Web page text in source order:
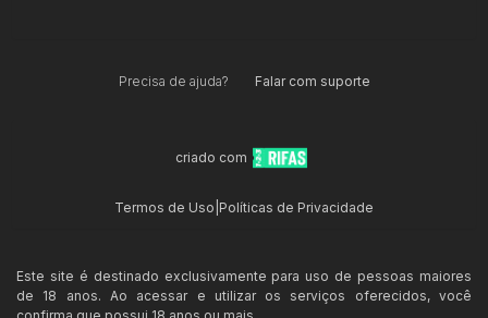
Precisa de ajuda? Falar com suporte
criado com
Termos de Uso Políticas de Privacidade
Este site é destinado exclusivamente para uso de pessoas maiores
de 18 anos. Ao acessar e utilizar os serviços oferecidos, você